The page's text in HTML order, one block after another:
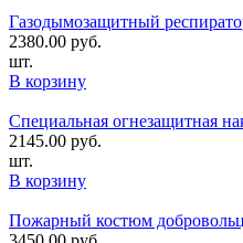
Газодымозащитный
2380.00 руб.
шт.
В корзину
Специальная огнезащитная
2145.00 руб.
шт.
В корзину
Пожарный костюм